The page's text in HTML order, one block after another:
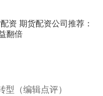
资 期货配资公司推荐：
翻倍
（编辑点评）